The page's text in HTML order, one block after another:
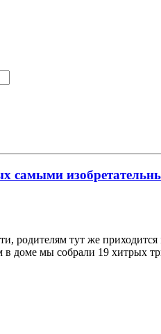
самыми
родителям тут же
доме мы собрали 19 хитрых